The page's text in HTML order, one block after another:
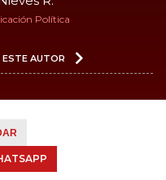
Política
ESTE AUTOR